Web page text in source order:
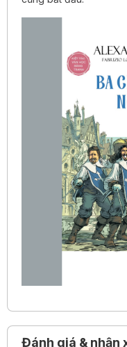
Đánh giá & nhận